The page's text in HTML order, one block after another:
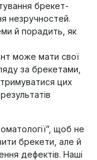
брекет-
незручностей.
й порадить, як
може мати свої
за брекетами,
цих
щоб не
брекети, але й
дефектів. Наші